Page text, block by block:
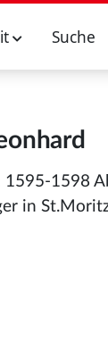
Suche
1598
in